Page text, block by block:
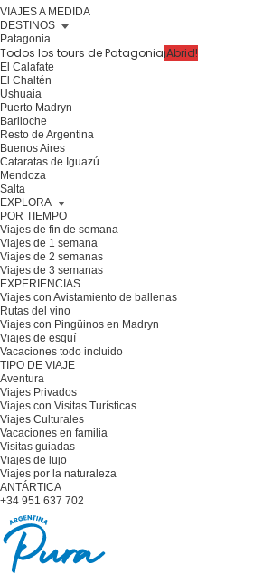
VIAJES A MEDIDA
DESTINOS
Patagonia
Todos los tours de Patagonia¡Abrid!
El Calafate
El Chaltén
Ushuaia
Puerto Madryn
Bariloche
Resto de Argentina
Buenos Aires
Cataratas de Iguazú
Mendoza
Salta
EXPLORA
POR TIEMPO
Viajes de fin de semana
Viajes de 1 semana
Viajes de 2 semanas
Viajes de 3 semanas
EXPERIENCIAS
Viajes con Avistamiento de ballenas
Rutas del vino
Viajes con Pingüinos en Madryn
Viajes de esquí
Vacaciones todo incluido
TIPO DE VIAJE
Aventura
Viajes Privados
Viajes con Visitas Turísticas
Viajes Culturales
Vacaciones en familia
Visitas guiadas
Viajes de lujo
Viajes por la naturaleza
ANTÁRTICA
+34 951 637 702